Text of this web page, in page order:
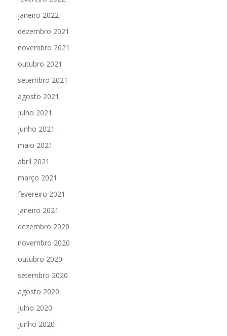
janeiro 2022
dezembro 2021
novembro 2021
outubro 2021
setembro 2021
agosto 2021
julho 2021
junho 2021
maio 2021
abril 2021
março 2021
fevereiro 2021
janeiro 2021
dezembro 2020
novembro 2020
outubro 2020
setembro 2020
agosto 2020
julho 2020
junho 2020